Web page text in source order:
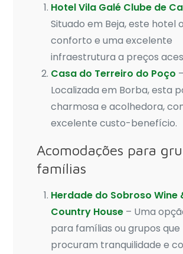
Hotel Vila Galé Clube de
Situado em Beja, este hotel
conforto e uma excelente
infraestrutura a preços
Casa do Terreiro do Poço –
Localizada em Borba, esta
charmosa e acolhedora,
excelente custo-benefício.
Acomodações para
famílias
Herdade do Sobroso Wine
Country House – Uma
para famílias ou grupos que
procuram tranquilidade e